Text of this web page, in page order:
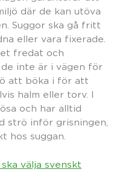
där de kan utöva
Suggor ska gå fritt
eller vara fixerade.
fredat och
inte är i vägen för
att böka i för att
halm eller torv. I
och har alltid
strö inför grisningen,
hos suggan.
välja svenskt